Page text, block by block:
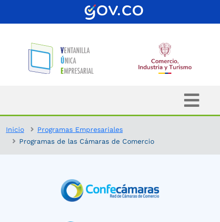
Inicio
Programas Empresariales
Programas de las Cámaras de Comercio